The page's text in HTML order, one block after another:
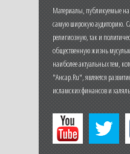
Материалы, публикуемые
самую широкую аудиторию.
религиозную, так и
общественную жизнь
наиболее актуальных тем,
"Ансар.Ru", является
исламских финансов и